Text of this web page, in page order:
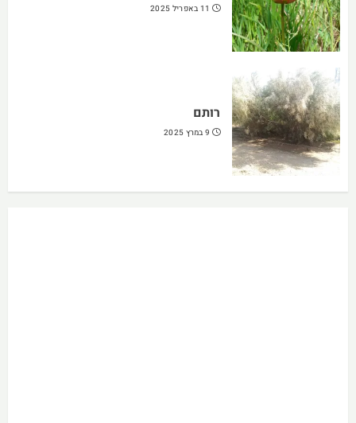
11 באפריל 2025
רותם
9 במרץ 2025